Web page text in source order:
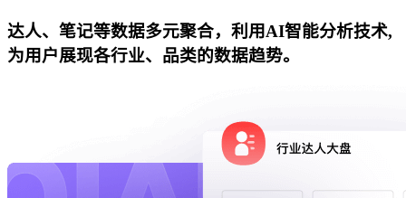
达人、笔记等数据多元聚合，利用AI智能分析技术,
为用户展现各行业、品类的数据趋势。